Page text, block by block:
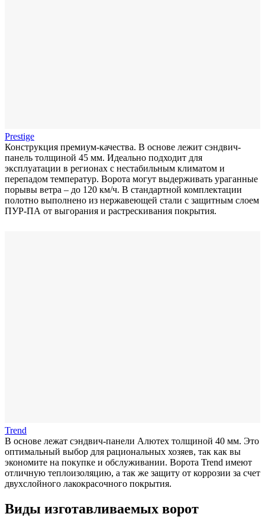
Prestige
Конструкция премиум-качества. В основе лежит сэндвич-
панель толщиной 45 мм. Идеально подходит для
эксплуатации в регионах с нестабильным климатом и
перепадом температур. Ворота могут выдерживать ураганные
порывы ветра – до 120 км/ч. В стандартной комплектации
полотно выполнено из нержавеющей стали с защитным слоем
ПУР-ПА от выгорания и растрескивания покрытия.
Trend
В основе лежат сэндвич-панели Алютех толщиной 40 мм. Это
оптимальный выбор для рациональных хозяев, так как вы
экономите на покупке и обслуживании. Ворота Trend имеют
отличную теплоизоляцию, а так же защиту от коррозии за счет
двухслойного лакокрасочного покрытия.
Виды изготавливаемых ворот